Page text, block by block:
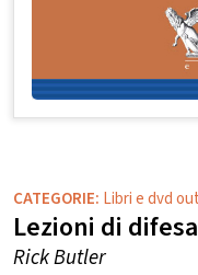
CATEGORIE: Libri e dvd
Lezioni di
Rick Butler